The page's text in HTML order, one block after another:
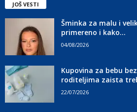
JOŠ VESTI
Šminka za malu i
primereno i kako...
04/08/2026
Kupovina za bebu
roditeljima zaista
22/07/2026